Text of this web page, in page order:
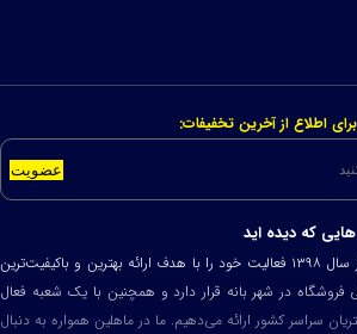
برای اطلاع از آخرین تخفیفات:
عضویت
که دیده اید
فروشگاه لوازم خانگی ماهلین از سال ۱۳۹۸ فعالیت خود را با هدف ارائه بهترین و باکیفیت‌ترین
فروشگاه در شهر بانه قرار دارد و همچنین با یک شعبه فعال
سراسر کشور ارائه می‌دهیم. ما در ماهلین همواره به دنبال